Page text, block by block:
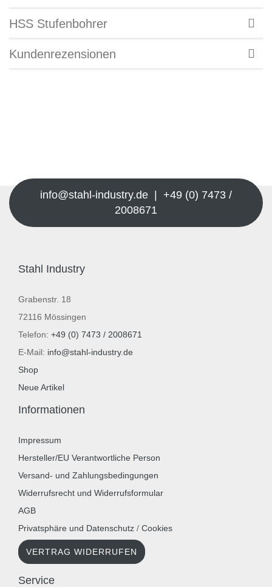
HSS Stufenbohrer
Kundenrezensionen
info@stahl-industry.de | +49 (0) 7473 /
2008671
Stahl Industry
Grabenstr. 18
72116 Mössingen
Telefon: +49 (0) 7473 / 2008671
E-Mail: info@stahl-industry.de
Shop
Neue Artikel
Informationen
Impressum
Hersteller/EU Verantwortliche Person
Versand- und Zahlungsbedingungen
Widerrufsrecht und Widerrufsformular
AGB
Privatsphäre und Datenschutz / Cookies
VERTRAG WIDERRUFEN
Service